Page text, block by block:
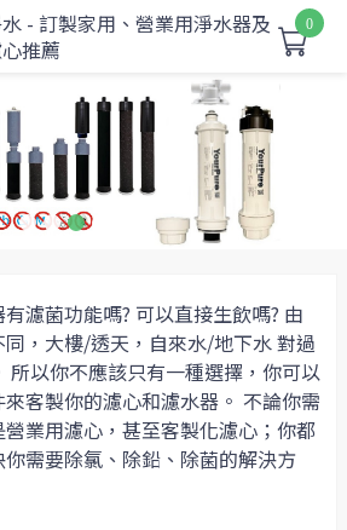
- 訂製家用、營業用淨水器及
推薦
0
濾菌功能嗎? 可以直接生飲嗎? 由
，大樓/透天，自來水/地下水 對過
所以你不應該只有一種選擇，你可以
客製你的濾心和濾水器。 不論你需
業用濾心，甚至客製化濾心；你都
需要除氯、除鉛、除菌的解決方